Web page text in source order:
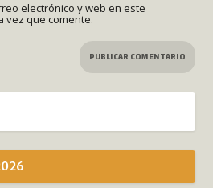
electrónico y web en este
vez que comente.